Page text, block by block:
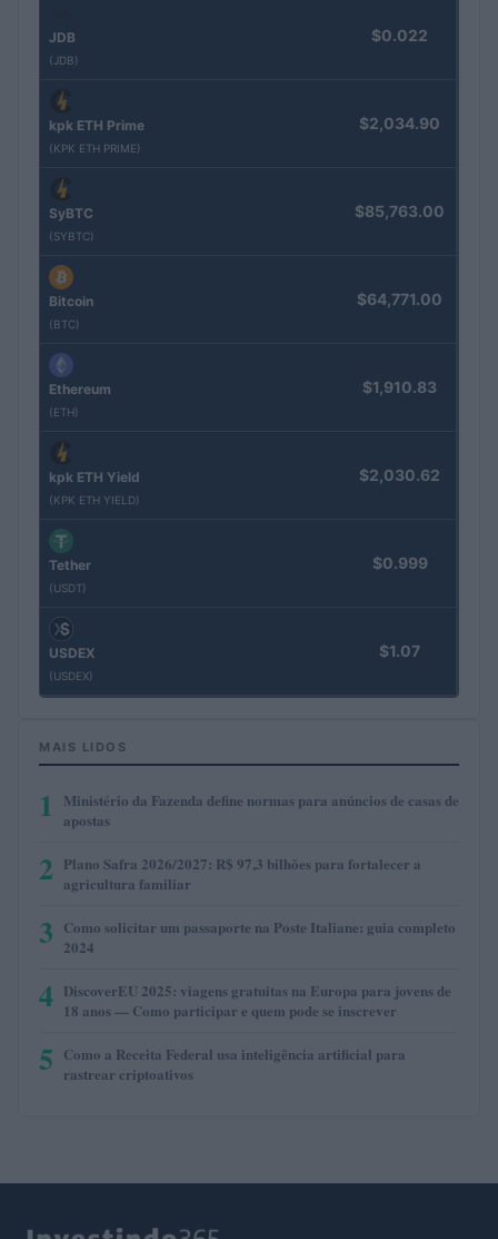
JDB
(JDB)
$0.022
kpk ETH Prime
(KPK ETH PRIME)
$2,034.90
SyBTC
(SYBTC)
$85,763.00
Bitcoin
(BTC)
$64,771.00
Ethereum
(ETH)
$1,910.83
kpk ETH Yield
(KPK ETH YIELD)
$2,030.62
Tether
(USDT)
$0.999
USDEX
(USDEX)
$1.07
MAIS LIDOS
1
Ministério da Fazenda define normas para anúncios de casas de
apostas
2 Plano Safra 2026/2027: R$ 97,3 bilhões para fortalecer a
agricultura familiar
3 Como solicitar um passaporte na Poste Italiane: guia completo
2024
4 DiscoverEU 2025: viagens gratuitas na Europa para jovens de
18 anos — Como participar e quem pode se inscrever
5 Como a Receita Federal usa inteligência artificial para
rastrear criptoativos